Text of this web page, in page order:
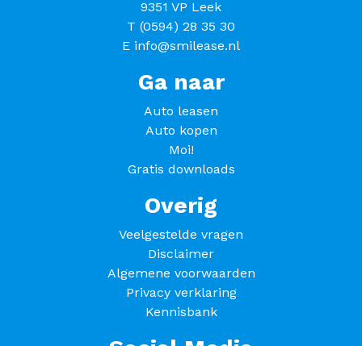
9351 VP Leek
T (0594) 28 35 30
E info@smilease.nl
Ga naar
Auto leasen
Auto kopen
Moi!
Gratis downloads
Overig
Veelgestelde vragen
Disclaimer
Algemene voorwaarden
Privacy verklaring
Kennisbank